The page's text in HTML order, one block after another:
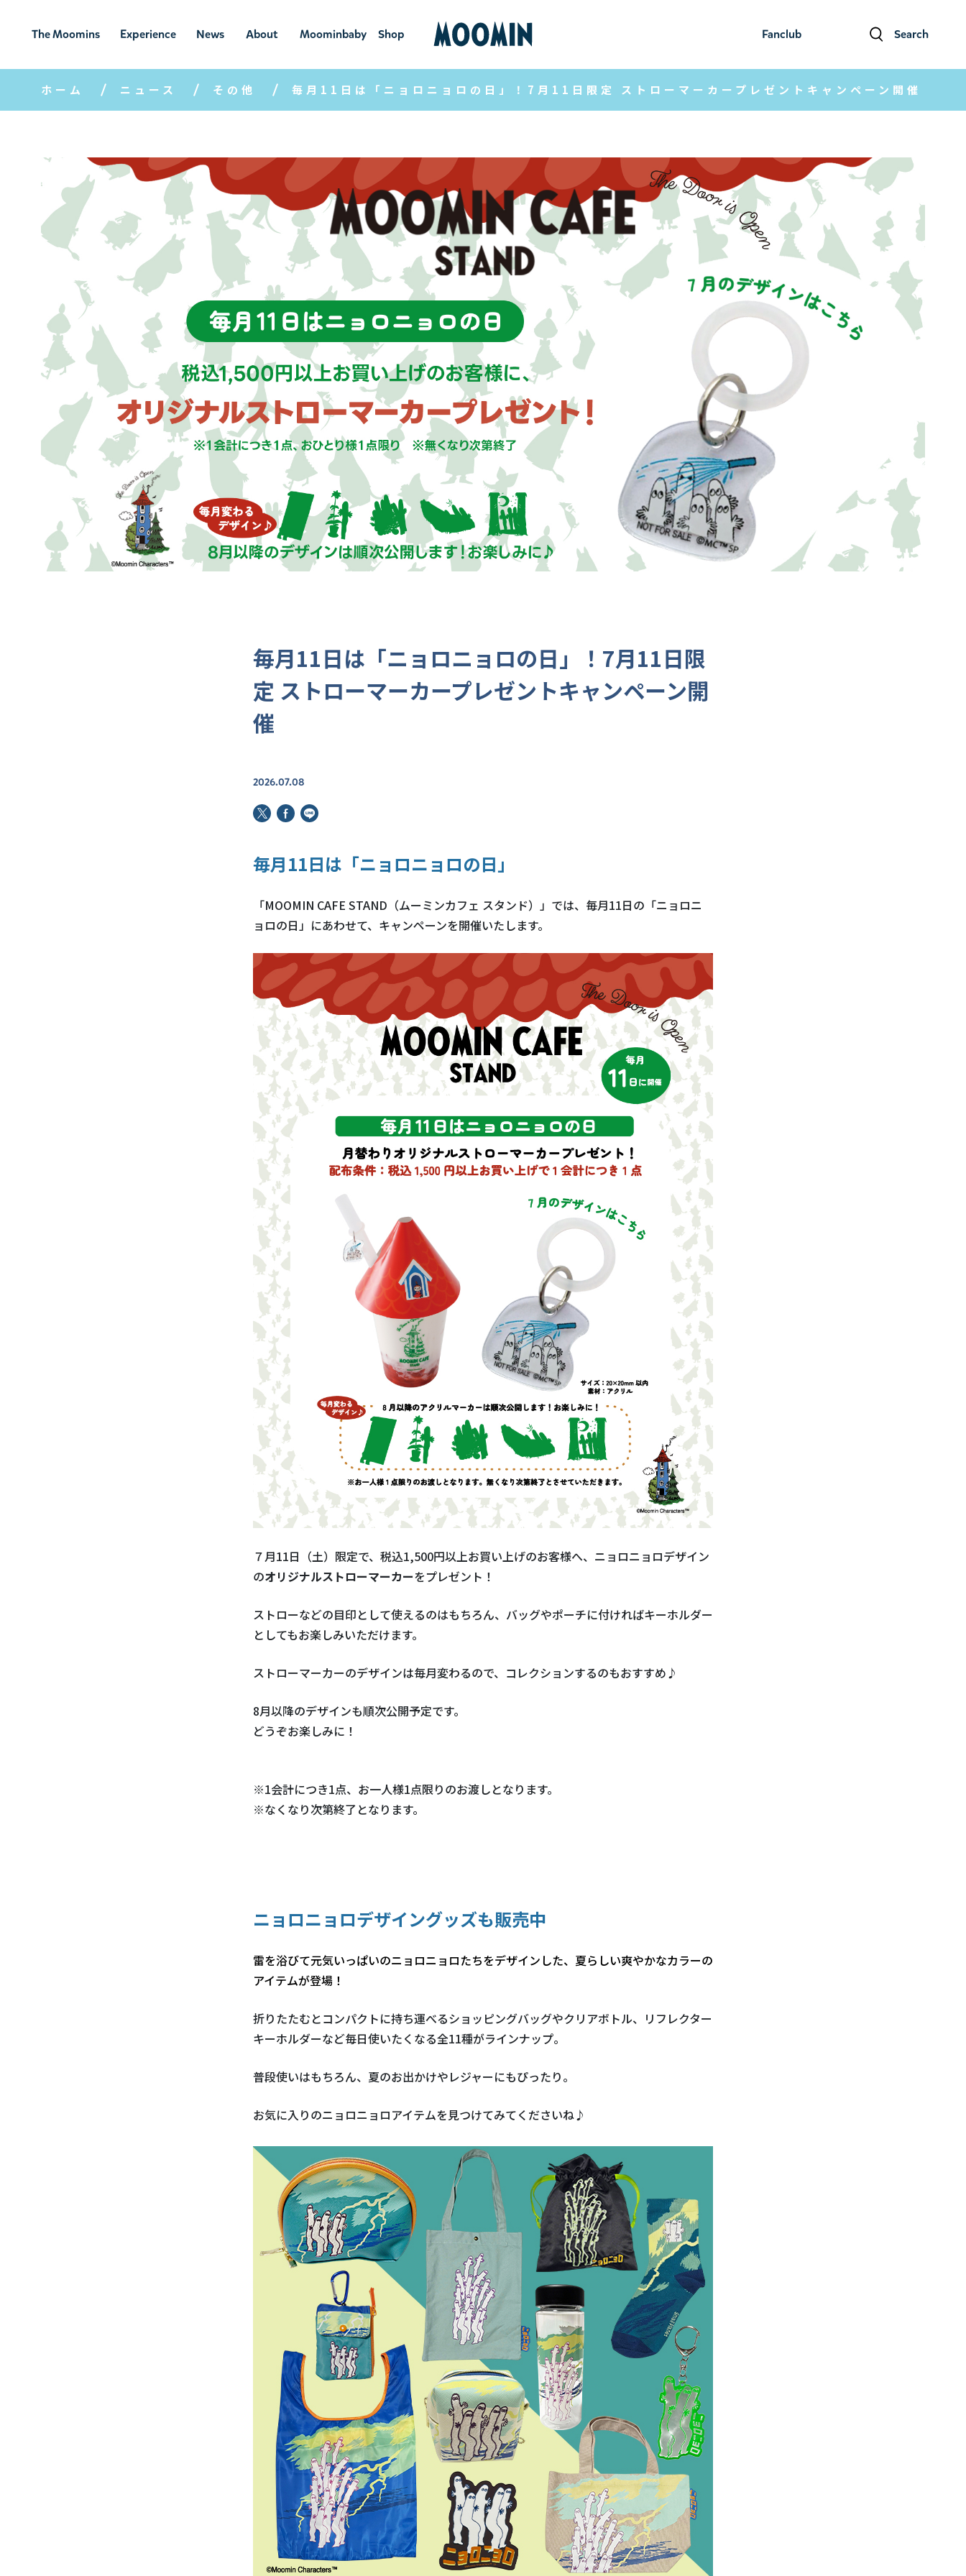
Fanclub Search
The Moomins
ムーミンの
世界
Experience
ムーミンの世
界を楽しむ
News
ニュ
ース
About
ムーミン
について
Moominbaby
ムーミンベ
ビー
Shop
ショ
ップ
ホーム ニュース その他 毎月11日は「ニョロニョロの日」！7月11日限定 ストローマーカープレゼントキャンペーン開催
毎月11日は「ニョロニョロの日」！7月11日限
定 ストローマーカープレゼントキャンペーン開
催
2026.07.08
毎月11日は「ニョロニョロの日」
「MOOMIN CAFE STAND（ムーミンカフェ スタンド）」では、毎月11日の「ニョロニ
ョロの日」にあわせて、キャンペーンを開催いたします。
７月11日（土）限定で、税込1,500円以上お買い上げのお客様へ、ニョロニョロデザイン
のオリジナルストローマーカーをプレゼント！
ストローなどの目印として使えるのはもちろん、バッグやポーチに付ければキーホルダー
としてもお楽しみいただけます。
ストローマーカーのデザインは毎月変わるので、コレクションするのもおすすめ♪
8月以降のデザインも順次公開予定です。
どうぞお楽しみに！
※1会計につき1点、お一人様1点限りのお渡しとなります。
※なくなり次第終了となります。
ニョロニョロデザイングッズも販売中
雷を浴びて元気いっぱいのニョロニョロたちをデザインした、夏らしい爽やかなカラーの
アイテムが登場！
折りたたむとコンパクトに持ち運べるショッピングバッグやクリアボトル、リフレクター
キーホルダーなど毎日使いたくなる全11種がラインナップ。
普段使いはもちろん、夏のお出かけやレジャーにもぴったり。
お気に入りのニョロニョロアイテムを見つけてみてくださいね♪